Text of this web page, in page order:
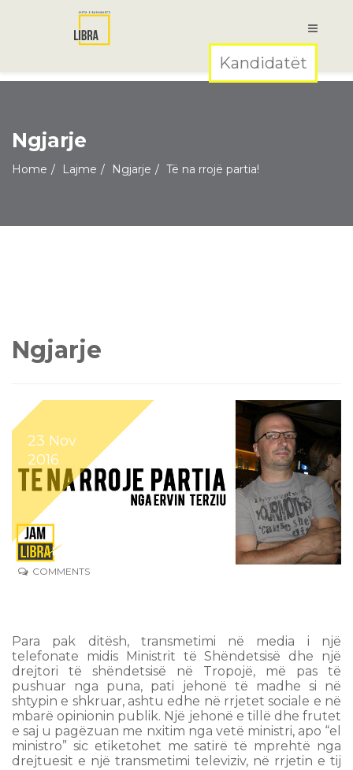
Kandidatët
Ngjarje
Home Lajme Ngjarje Të na rrojë partia!
Ngjarje
23 Nov
2016
COMMENTS
Para pak ditësh, transmetimi në media i një
telefonate midis Ministrit të Shëndetsisë dhe një
drejtori të shëndetsisë në Tropojë, më pas të
pushuar nga puna, pati jehonë të madhe si në
shtypin e shkruar, ashtu edhe në rrjetet sociale e në
mbarë opinionin publik. Një jehonë e tillë dhe frutet
e saj u pagëzuan me nxitim nga vetë ministri, apo “el
ministro” sic etiketohet me satirë të mprehtë nga
drejtuesit e një transmetimi televiziv, në rrjetin e tij